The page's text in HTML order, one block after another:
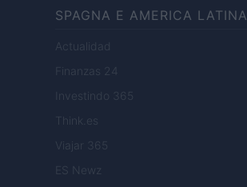
SPAGNA E AMERICA LATINA
Actualidad
Finanzas 24
Investindo 365
Think.es
Viajar 365
ES Newz